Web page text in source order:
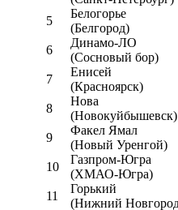
5
Белогорье
(Белгород)
6
Динамо-ЛО
(Сосновый бор)
7
Енисей
(Красноярск)
8
Нова
(Новокуйбышевск)
9
Факел Ямал
(Новый Уренгой)
10
Газпром-Югра
(ХМАО-Югра)
11
Горький
(Нижний